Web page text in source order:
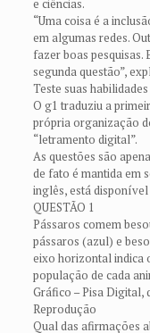
e ciências.
“Uma coisa é a
em algumas redes.
fazer boas pesquisas.
segunda questão”,
Teste suas habilidades
O g1 traduziu a
própria organização
“letramento digital”.
As questões são
de fato é mantida em
inglês, está disponível
QUESTÃO 1
Pássaros comem
pássaros (azul) e
eixo horizontal indica
população de cada
Gráfico – Pisa Digital,
Reprodução
Qual das afirmações